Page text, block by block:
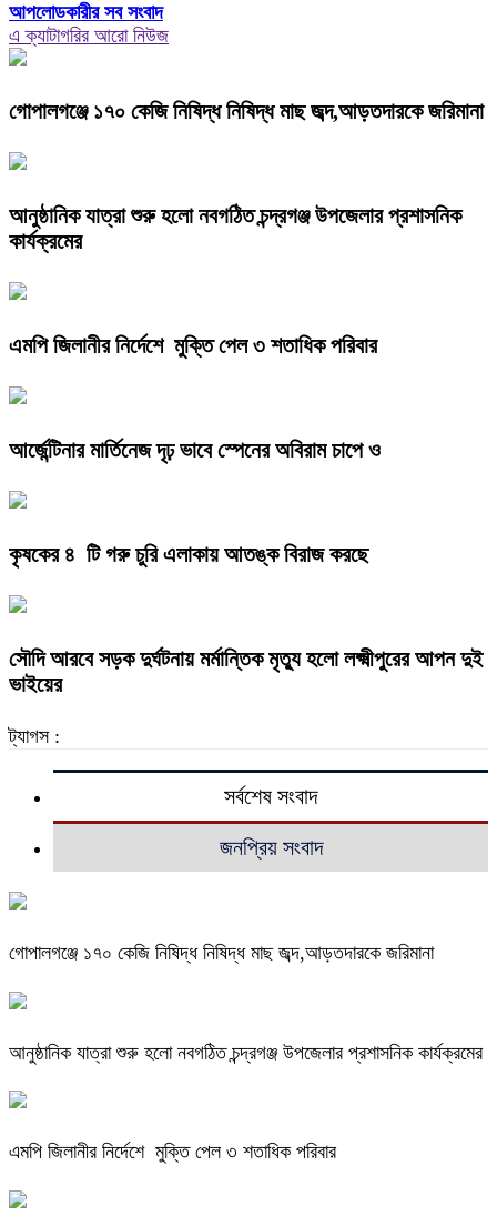
আপলোডকারীর সব সংবাদ
এ ক্যাটাগরির আরো নিউজ
গোপালগঞ্জে ১৭০ কেজি নিষিদ্ধ নিষিদ্ধ মাছ জব্দ,আড়তদারকে জরিমানা
আনুষ্ঠানিক যাত্রা শুরু হলো নবগঠিত চন্দ্রগঞ্জ উপজেলার প্রশাসনিক
কার্যক্রমের
এমপি জিলানীর নির্দেশে মুক্তি পেল ৩ শতাধিক পরিবার
আর্জেন্টিনার মার্তিনেজ দৃঢ় ভাবে স্পেনের অবিরাম চাপে ও
কৃষকের ৪ টি গরু চুরি এলাকায় আতঙ্ক বিরাজ করছে
সৌদি আরবে সড়ক দুর্ঘটনায় মর্মান্তিক মৃত্যু হলো লক্ষ্মীপুরের আপন দুই
ভাইয়ের
ট্যাগস :
সর্বশেষ সংবাদ
জনপ্রিয় সংবাদ
গোপালগঞ্জে ১৭০ কেজি নিষিদ্ধ নিষিদ্ধ মাছ জব্দ,আড়তদারকে জরিমানা
আনুষ্ঠানিক যাত্রা শুরু হলো নবগঠিত চন্দ্রগঞ্জ উপজেলার প্রশাসনিক কার্যক্রমের
এমপি জিলানীর নির্দেশে মুক্তি পেল ৩ শতাধিক পরিবার